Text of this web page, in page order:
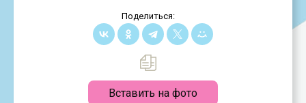
Поделиться:
Вставить на фото